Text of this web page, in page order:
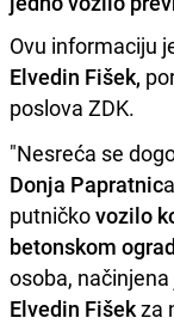
Ovu informaciju
Elvedin Fišek,
poslova ZDK.
"Nesreća se
Donja Papratnic
putničkovozilo
betonskom
osoba,
Elvedin Fišekza